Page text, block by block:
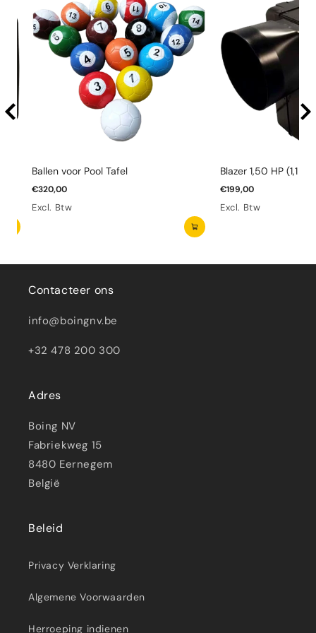
Ballen voor Pool Tafel
€320,00
Excl. Btw
Blazer 1,50 HP (1,1
€199,00
Excl. Btw
Contacteer ons
info@boingnv.be
+32 478 200 300
Adres
Boing NV
Fabriekweg 15
8480 Eernegem
België
Beleid
Privacy Verklaring
Algemene Voorwaarden
Herroeping indienen